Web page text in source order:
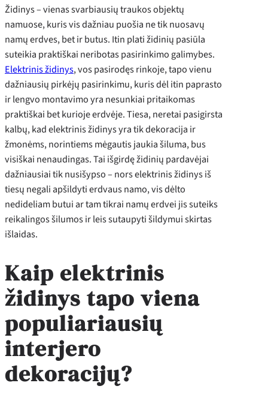
Židinys – vienas svarbiausių traukos objektų
namuose, kuris vis dažniau puošia ne tik nuosavų
namų erdves, bet ir butus. Itin plati židinių pasiūla
suteikia praktiškai neribotas pasirinkimo galimybes.
Elektrinis židinys, vos pasirodęs rinkoje, tapo vienu
dažniausių pirkėjų pasirinkimu, kuris dėl itin paprasto
ir lengvo montavimo yra nesunkiai pritaikomas
praktiškai bet kurioje erdvėje. Tiesa, neretai pasigirsta
kalbų, kad elektrinis židinys yra tik dekoracija ir
žmonėms, norintiems mėgautis jaukia šiluma, bus
visiškai nenaudingas. Tai išgirdę židinių pardavėjai
dažniausiai tik nusišypso – nors elektrinis židinys iš
tiesų negali apšildyti erdvaus namo, vis dėlto
nedideliam butui ar tam tikrai namų erdvei jis suteiks
reikalingos šilumos ir leis sutaupyti šildymui skirtas
išlaidas.
Kaip elektrinis
židinys tapo viena
populiariausių
interjero
dekoracijų?